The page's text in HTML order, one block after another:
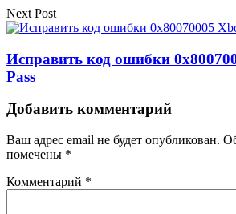
Next Post
Исправить код ошибки
Pass
Добавить комментарий
Ваш адрес email не будет опубликован.
помечены *
Комментарий *